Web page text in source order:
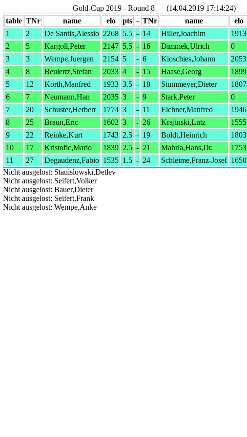
Gold-Cup 2019 - Round 8 (14.04.2019 17:14:24)
table TNr name elo pts - TNr name elo
1
2 De Santis,Alessio 2268 5.5 - 14 Hiller,Joachim 1913
2
5 Kargoll,Peter 2147 5.5 - 16 Dimmek,Ulrich 0
3
3 Wempe,Juergen 2154 5 - 6 Kioschies,Johann 2053
4
8 Beulertz,Stefan 2033 4 - 15 Haase,Georg 1899
5
12 Korth,Manfred 1933 3.5 - 18 Stummeyer,Dieter 1807
6
7 Neumann,Han 2035 3 - 9 Stark,Peter 0
7
20 Schuster,Herbert 1774 3 - 11 Eichner,Manfred 1946
8
25 Braun,Eric 1602 3 - 26 Krajinski,Lutz 1555
9
22 Reinke,Kurt 1743 2.5 - 19 Boldt,Heinrich 1803
10
17 Kristofic,Mario 1839 2.5 - 21 Mahrla,Hans,Dr. 1753
11
27 Degaudenz,Fabio 1535 1.5 - 24 Schleime,Franz-Josef 1650
Nicht ausgelost: Stanislowski,Detlev
Nicht ausgelost: Seifert,Volker
Nicht ausgelost: Bauer,Dieter
Nicht ausgelost: Seifert,Frank
Nicht ausgelost: Wempe,Anke